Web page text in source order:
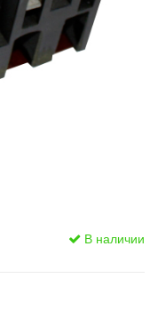
Штендеры
Щиты
В наличии